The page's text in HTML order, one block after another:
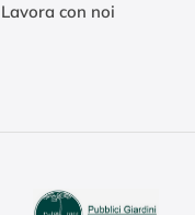
Lavora con noi